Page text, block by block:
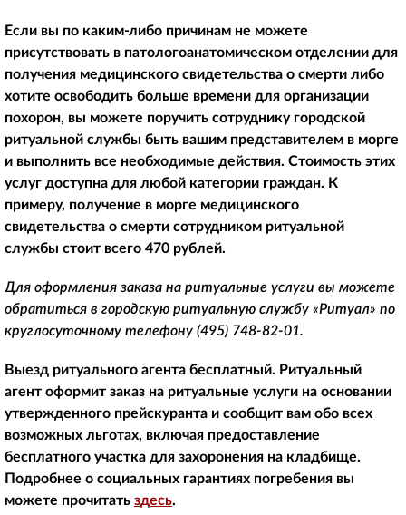
Если вы по каким-либо причинам не можете
присутствовать в патологоанатомическом отделении для
получения медицинского свидетельства о смерти либо
хотите освободить больше времени для организации
похорон, вы можете поручить сотруднику городской
ритуальной службы быть вашим представителем в морге
и выполнить все необходимые действия. Стоимость этих
услуг доступна для любой категории граждан. К
примеру, получение в морге медицинского
свидетельства о смерти сотрудником ритуальной
службы стоит всего 470 рублей.
Для оформления заказа на ритуальные услуги вы можете
обратиться в городскую ритуальную службу «Ритуал» по
круглосуточному телефону (495) 748-82-01.
Выезд ритуального агента бесплатный. Ритуальный
агент оформит заказ на ритуальные услуги на основании
утвержденного прейскуранта и сообщит вам обо всех
возможных льготах, включая предоставление
бесплатного участка для захоронения на кладбище.
Подробнее о социальных гарантиях погребения вы
можете прочитать здесь.